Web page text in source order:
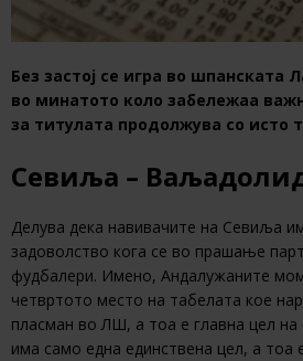
Без застој се игра во шпанската
во минатото коло забележаа
за титулата продолжува со исто
Севиља –
Делува дека навивачите на Севиља
задоволство кога се во прашање
фудбалери. Имено, Андалужаните
четвртото место на табелата кое
пласман во ЛШ, а тоа е главна цел
има само една единствена цел, а тоа